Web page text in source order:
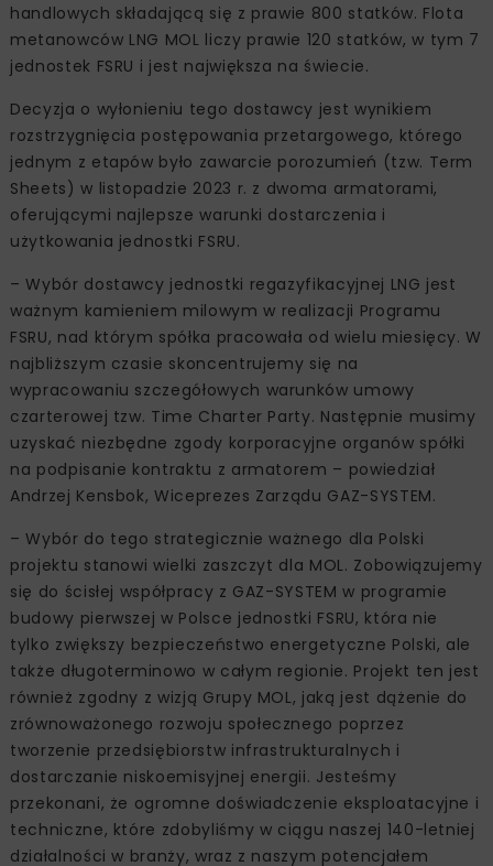
handlowych składającą się z prawie 800 statków. Flota
metanowców LNG MOL liczy prawie 120 statków, w tym 7
jednostek FSRU i jest największa na świecie.
Decyzja o wyłonieniu tego dostawcy jest wynikiem
rozstrzygnięcia postępowania przetargowego, którego
jednym z etapów było zawarcie porozumień (tzw. Term
Sheets) w listopadzie 2023 r. z dwoma armatorami,
oferującymi najlepsze warunki dostarczenia i
użytkowania jednostki FSRU.
– Wybór dostawcy jednostki regazyfikacyjnej LNG jest
ważnym kamieniem milowym w realizacji Programu
FSRU, nad którym spółka pracowała od wielu miesięcy. W
najbliższym czasie skoncentrujemy się na
wypracowaniu szczegółowych warunków umowy
czarterowej tzw. Time Charter Party. Następnie musimy
uzyskać niezbędne zgody korporacyjne organów spółki
na podpisanie kontraktu z armatorem – powiedział
Andrzej Kensbok, Wiceprezes Zarządu GAZ-SYSTEM.
– Wybór do tego strategicznie ważnego dla Polski
projektu stanowi wielki zaszczyt dla MOL. Zobowiązujemy
się do ścisłej współpracy z GAZ-SYSTEM w programie
budowy pierwszej w Polsce jednostki FSRU, która nie
tylko zwiększy bezpieczeństwo energetyczne Polski, ale
także długoterminowo w całym regionie. Projekt ten jest
również zgodny z wizją Grupy MOL, jaką jest dążenie do
zrównoważonego rozwoju społecznego poprzez
tworzenie przedsiębiorstw infrastrukturalnych i
dostarczanie niskoemisyjnej energii. Jesteśmy
przekonani, że ogromne doświadczenie eksploatacyjne i
techniczne, które zdobyliśmy w ciągu naszej 140-letniej
działalności w branży, wraz z naszym potencjałem